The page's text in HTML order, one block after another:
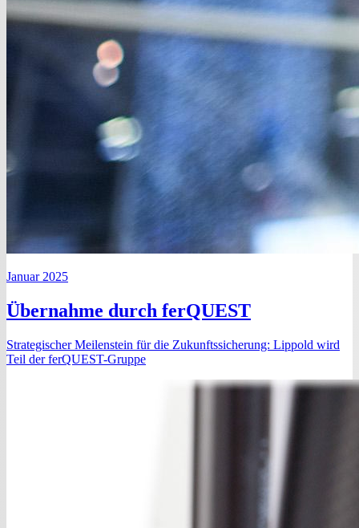
Januar 2025
Übernahme durch ferQUEST
Strategischer Meilenstein für die Zukunftssicherung: Lippold wird
Teil der ferQUEST-Gruppe